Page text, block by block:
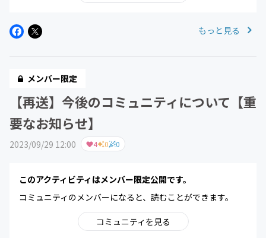
もっと見る
メンバー限定
【再送】今後のコミュニティについて【重
要なお知らせ】
2023/09/29 12:00 4 0 0
このアクティビティはメンバー限定公開です。
コミュニティのメンバーになると、読むことができます。
コミュニティを見る